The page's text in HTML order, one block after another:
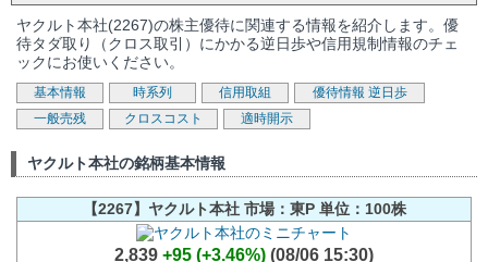
ヤクルト本社(2267)の株主優待に関連する情報を紹介します。優
待タダ取り（クロス取引）にかかる逆日歩や信用規制情報のチェ
ックにお使いください。
基本情報 時系列 信用取組 優待情報 逆日歩
一般売残
クロスコスト 適時開示
ヤクルト本社の銘柄基本情報
【2267】ヤクルト本社 市場：東P 単位：100株
2,839 +95 (+3.46%) (08/06 15:30)